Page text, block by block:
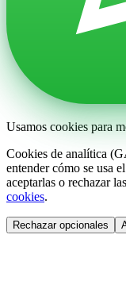
Usamos cookies para
Cookies de analítica
entender cómo se usa
aceptarlas o rechazar
cookies.
Rechazar opcionales